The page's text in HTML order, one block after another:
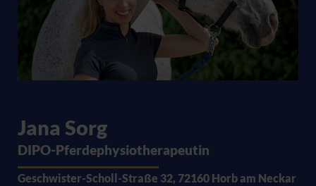
Jana Sorg
DIPO-Pferdephysiotherapeutin
Geschwister-Scholl-Straße 32, 72160 Horb am Neckar